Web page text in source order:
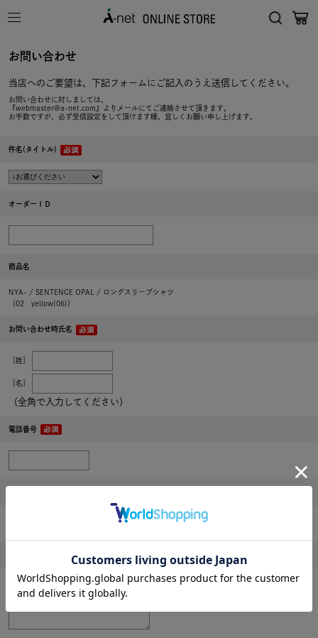
お問い合わせ
当店へのご要望は、下記フォームにご記入のうえ送信してください。
お問い合わせに対しましては、
『webmaster@a-net.com』よりメールにてご連絡させて頂きます。
お手数ですが、必ず受信設定をして頂けます様、宜しくお願い申し上げます。
件名(タイトル)
オーダーＩＤ
商品名
NYA- / SENTENCE OPAL / ロングスリーブシャツ
（02 yellow(06)）
お問い合わせ時氏名
［姓］
［名］
（全角で入力してください）
電話番号